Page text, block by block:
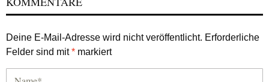
Deine E-Mail-Adresse wird nicht veröffentlicht. Erforderliche
Felder sind mit* markiert